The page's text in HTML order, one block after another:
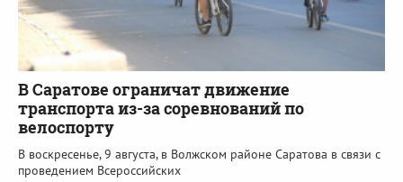
В Саратове ограничат движение
транспорта из-за соревнований по
велоспорту
В воскресенье, 9 августа, в Волжском районе Саратова в связи с
проведением Всероссийских